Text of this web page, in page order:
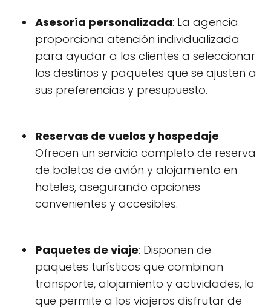
Asesoría personalizada: La agencia
proporciona atención individualizada
para ayudar a los clientes a seleccionar
los destinos y paquetes que se ajusten a
sus preferencias y presupuesto.
Reservas de vuelos y hospedaje:
Ofrecen un servicio completo de reserva
de boletos de avión y alojamiento en
hoteles, asegurando opciones
convenientes y accesibles.
Paquetes de viaje: Disponen de
paquetes turísticos que combinan
transporte, alojamiento y actividades, lo
que permite a los viajeros disfrutar de